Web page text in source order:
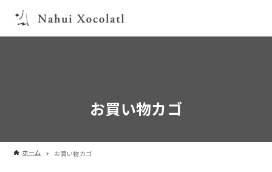
お買い物カゴ
ホーム お買い物カゴ